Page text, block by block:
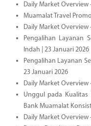
Daily Market Overview
Muamalat Travel
Daily Market Overview
Pengalihan Layanan
Indah | 23 Januari 2026
Pengalihan Layanan
23 Januari 2026
Daily Market Overview
Unggul pada Kualitas
Bank Muamalat
Daily Market Overview